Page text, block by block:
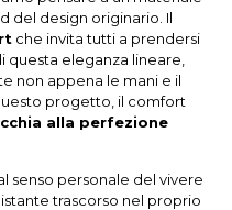
del design originario. Il
che invita tutti a prendersi
questa eleganza lineare,
non appena le mani e il
progetto, il comfort
alla perfezione
senso personale del vivere
trascorso nel proprio